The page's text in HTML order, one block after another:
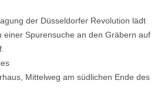
der Düsseldorfer Revolution lädt
einer Spurensuche an den Gräbern auf
Mittelweg am südlichen Ende des